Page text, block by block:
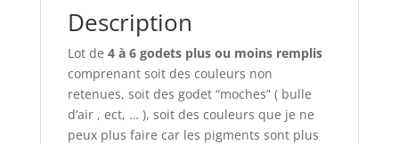
Description
Lot de 4 à 6 godets plus ou moins remplis
comprenant soit des couleurs non
retenues, soit des godet “moches” ( bulle
d’air , ect, … ), soit des couleurs que je ne
peux plus faire car les pigments sont plus